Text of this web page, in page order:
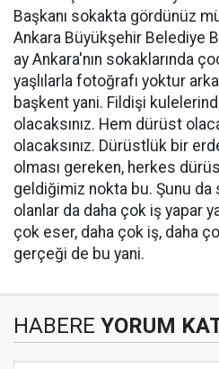
Başkanı sokakta gördünüz
Ankara Büyükşehir Belediye
ay Ankara'nın sokaklarında
yaşlılarla fotoğrafı yoktur
başkent yani. Fildişi
olacaksınız. Hem dürüst
olacaksınız. Dürüstlük bir
olması gereken, herkes
geldiğimiz nokta bu. Şunu da
olanlar da daha çok iş yapar
çok eser, daha çok iş, daha
gerçeği de bu yani.
HABERE YORUM